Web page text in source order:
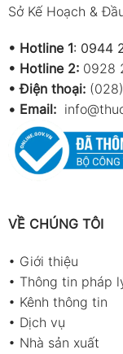
Sở Kế Hoạch &
• Hotline 1: 0944
• Hotline 2: 0928
• Điện thoại:
• Email:
VỀ CHÚNG TÔI
• Giới thiệu
• Thông tin pháp
• Kênh thông tin
• Dịch vụ
• Nhà sản xuất